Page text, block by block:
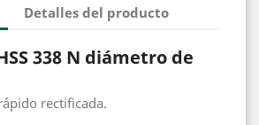
Detalles del producto
338 N diámetro de
rectificada.